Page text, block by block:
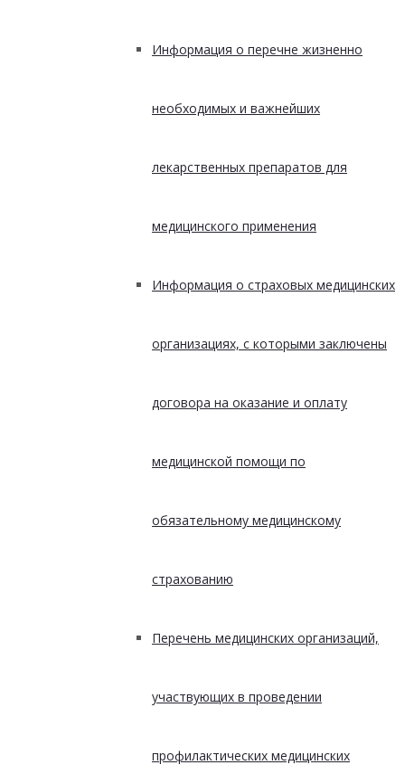
Информация о перечне жизненно
необходимых и важнейших
лекарственных препаратов для
медицинского применения
Информация о страховых медицинских
организациях, с которыми заключены
договора на оказание и оплату
медицинской помощи по
обязательному медицинскому
страхованию
Перечень медицинских организаций,
участвующих в проведении
профилактических медицинских